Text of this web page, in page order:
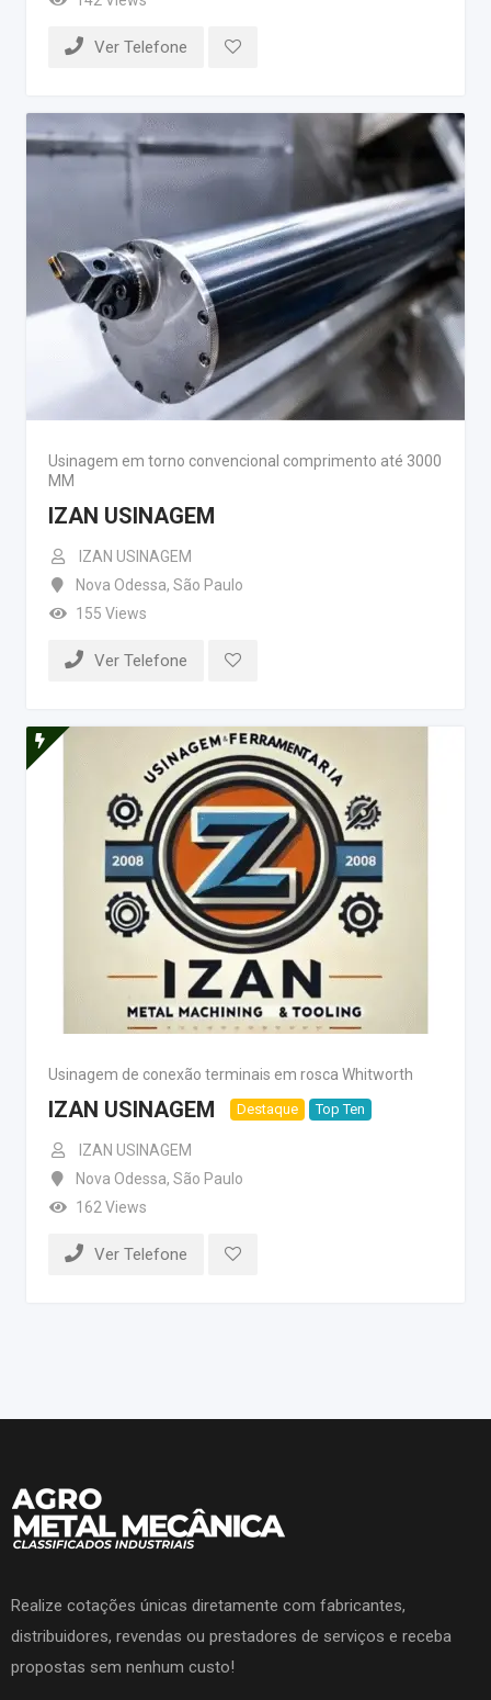
Ver Telefone
Usinagem em torno convencional comprimento até 3000
MM
IZAN USINAGEM
IZAN USINAGEM
Nova Odessa, São Paulo
155 Views
Ver Telefone
Usinagem de conexão terminais em rosca Whitworth
IZAN USINAGEM Destaque Top Ten
IZAN USINAGEM
Nova Odessa, São Paulo
162 Views
Ver Telefone
Realize cotações únicas diretamente com fabricantes,
distribuidores, revendas ou prestadores de serviços e receba
propostas sem nenhum custo!